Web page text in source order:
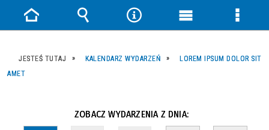
JESTEŚ TUTAJ KALENDARZ WYDARZEŃ
LOREM IPSUM DOLOR SIT
AMET
ZOBACZ WYDARZENIA Z DNIA:
Strona
główna
Wyszukiwarka
NarzędziaMenu
Menu